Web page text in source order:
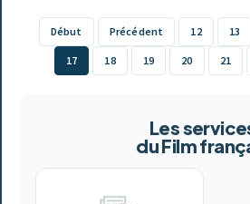
Début Précédent 12 13
17 18 19 20 21
Les
du Film